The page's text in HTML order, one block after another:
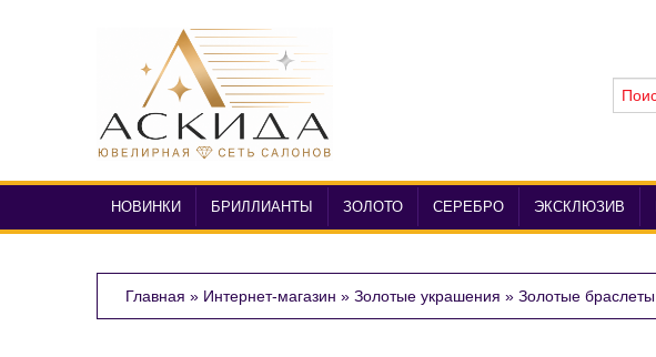
НОВИНКИ БРИЛЛИАНТЫ ЗОЛОТО СЕРЕБРО ЭКСКЛЮЗИВ
Главная » Интернет-магазин » Золотые украшения » Золотые браслеты